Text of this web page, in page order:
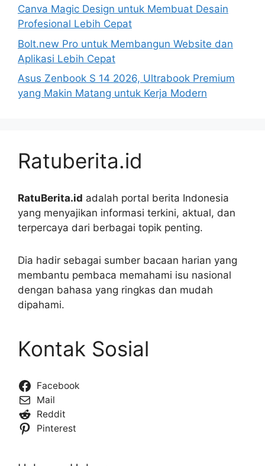
Canva Magic Design untuk Membuat Desain
Profesional Lebih Cepat
Bolt.new Pro untuk Membangun Website dan
Aplikasi Lebih Cepat
Asus Zenbook S 14 2026, Ultrabook Premium
yang Makin Matang untuk Kerja Modern
Ratuberita.id
RatuBerita.id adalah portal berita Indonesia
yang menyajikan informasi terkini, aktual, dan
terpercaya dari berbagai topik penting.
Dia hadir sebagai sumber bacaan harian yang
membantu pembaca memahami isu nasional
dengan bahasa yang ringkas dan mudah
dipahami.
Kontak Sosial
Facebook
Mail
Reddit
Pinterest